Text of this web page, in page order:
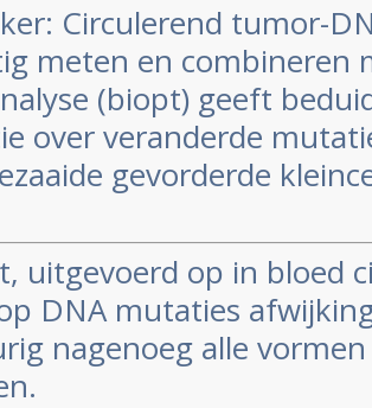
Circulerend tumor-
meten en combineren
(biopt) geeft
over veranderde
gevorderde
uitgevoerd op in bloed
DNA mutaties
nagenoeg alle